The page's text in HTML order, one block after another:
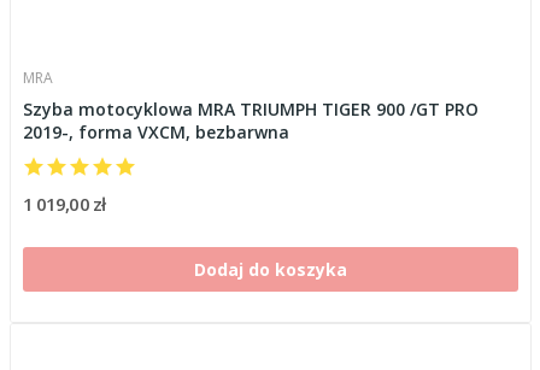
MRA
Szyba motocyklowa MRA TRIUMPH TIGER 900 /GT PRO
2019-, forma VXCM, bezbarwna
1 019,00 zł
Dodaj do koszyka